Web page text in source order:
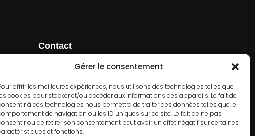
Gérer le consentement
offrir les meilleures expériences, nous utilisons des technologies telles que
cookies pour stocker et/ou accéder aux informations des appareils. Le fait de
à ces technologies nous permettra de traiter des données telles que le
de navigation ou les ID uniques sur ce site. Le fait de ne pas
ou de retirer son consentement peut avoir un effet négatif sur certaines
et fonctions.
Contact
182 Rue de Rivoli, 75001 Paris